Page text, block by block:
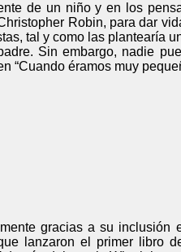
de un niño y en los
Robin, para dar
tal y como las plantearía
Sin embargo, nadie
“Cuando éramos muy
gracias a su inclusión
lanzaron el primer libro